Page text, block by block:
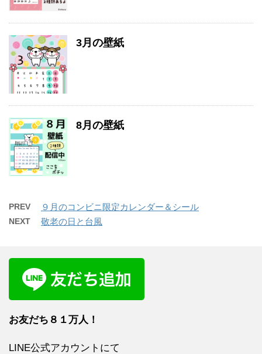
3月の壁紙
8月の壁紙
PREV ９月のコンビニ限定カレンダー＆シール
NEXT 敬老の日と台風
お友だち８１万人！
LINE公式アカウントにて